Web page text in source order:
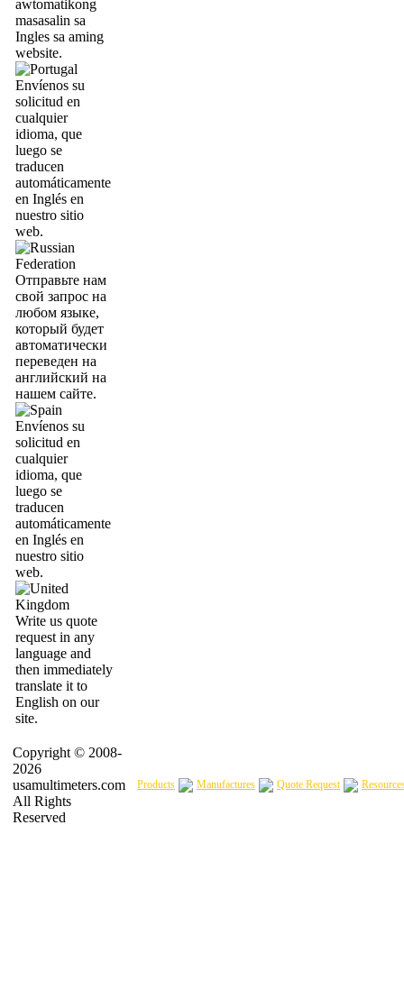
awtomatikong
masasalin sa
Ingles sa aming
website.
Envíenos su
solicitud en
cualquier
idioma, que
luego se
traducen
automáticamente
en Inglés en
nuestro sitio
web.
Отправьте нам
свой запрос на
любом языке,
который будет
автоматически
переведен на
английский на
нашем сайте.
Envíenos su
solicitud en
cualquier
idioma, que
luego se
traducen
automáticamente
en Inglés en
nuestro sitio
web.
Write us quote
request in any
language and
then immediately
translate it to
English on our
site.
Copyright © 2008-
2026
usamultimeters.com
All Rights
Reserved
Products Manufactures Quote Request